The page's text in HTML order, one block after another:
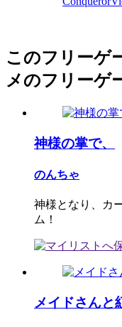
このフリーゲ
メのフリーゲ
神様の掌で、
のんちゃ
神様となり、カ
ム！
メイドさんと